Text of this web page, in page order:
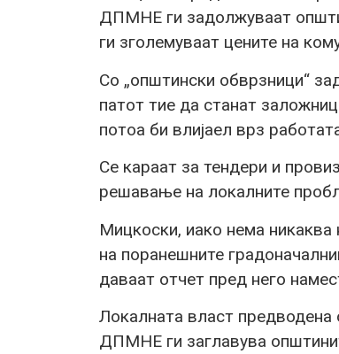
ДПМНЕ ги задолжуваат
ги зголемуваат цените на
Со „општински обврзници“
патот тие да станат
потоа би влијаел врз
Се караат за тендери и
решавање на локалните
Мицкоски, иако нема
на поранешните
даваат отчет пред него
Локалната власт
ДПМНЕ ги заглавува